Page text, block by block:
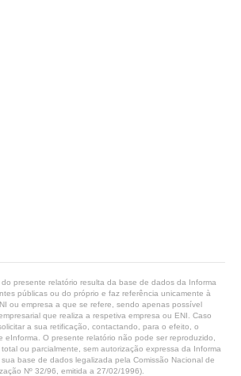
presente relatório resulta da base de dados da Informa
públicas ou do próprio e faz referência unicamente à
ou empresa a que se refere, sendo apenas possível
que realiza a respetiva empresa ou ENI. Caso
a sua retificação, contactando, para o efeito, o
eInforma. O presente relatório não pode ser reproduzido,
ou parcialmente, sem autorização expressa da Informa
sua base de dados legalizada pela Comissão Nacional de
Nº 32/96, emitida a 27/02/1996).